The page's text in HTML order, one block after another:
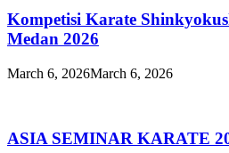
Kompetisi Karate
Medan 2026
March 6, 2026March 6, 2026
ASIA SEMINAR KARATE